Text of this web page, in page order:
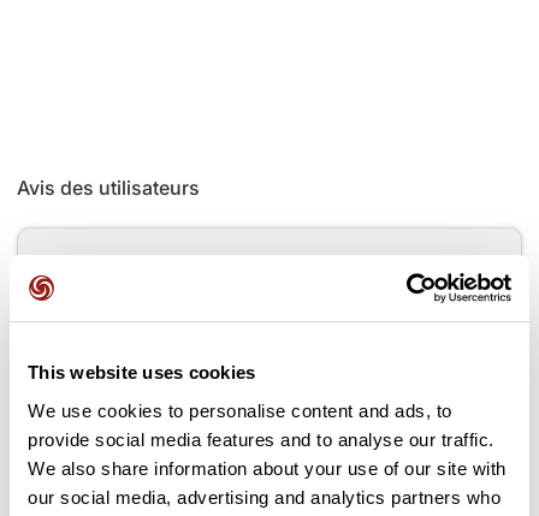
This website uses cookies
We use cookies to personalise content and ads, to
provide social media features and to analyse our traffic.
We also share information about your use of our site with
our social media, advertising and analytics partners who
Avis des utilisateurs
Ajouter un avis
Cols le long du parcours